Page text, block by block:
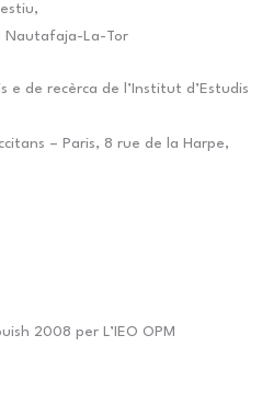
Nautafaja-La-Tor
e de recèrca de l’Institut d’Estudis
– Paris, 8 rue de la Harpe,
2008 per L’IEO OPM